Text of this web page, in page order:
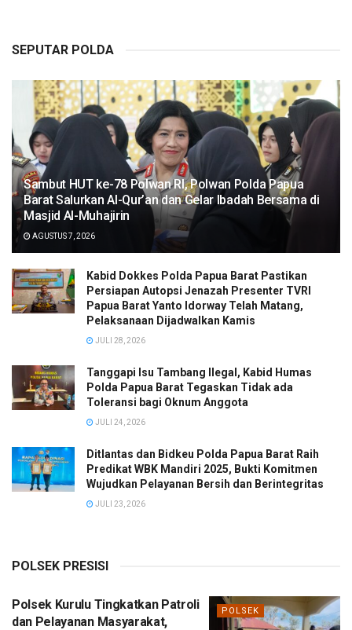
SEPUTAR POLDA
Sambut HUT ke-78 Polwan RI, Polwan Polda Papua
Barat Salurkan Al-Qur’an dan Gelar Ibadah Bersama di
Masjid Al-Muhajirin
AGUSTUS 7, 2026
Kabid Dokkes Polda Papua Barat Pastikan
Persiapan Autopsi Jenazah Presenter TVRI
Papua Barat Yanto Idorway Telah Matang,
Pelaksanaan Dijadwalkan Kamis
JULI 28, 2026
Tanggapi Isu Tambang Ilegal, Kabid Humas
Polda Papua Barat Tegaskan Tidak ada
Toleransi bagi Oknum Anggota
JULI 24, 2026
Ditlantas dan Bidkeu Polda Papua Barat Raih
Predikat WBK Mandiri 2025, Bukti Komitmen
Wujudkan Pelayanan Bersih dan Berintegritas
JULI 23, 2026
POLSEK PRESISI
POLSEK
Polsek Kurulu Tingkatkan Patroli
dan Pelayanan Masyarakat,